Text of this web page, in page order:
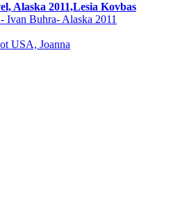
Alaska 2011,Lesia Kovbas
Buhra- Alaska 2011
USA, Joanna